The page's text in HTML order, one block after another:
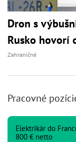
Dron s
Rusko hovorí
Zahraničné
Pracovné
Elektrikár do
800 € netto